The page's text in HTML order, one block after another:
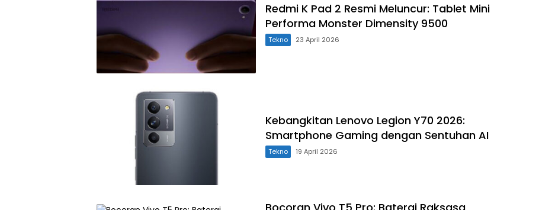
Redmi K Pad 2 Resmi Meluncur: Tablet Mini
Performa Monster Dimensity 9500
Tekno 23 April 2026
Kebangkitan Lenovo Legion Y70 2026:
Smartphone Gaming dengan Sentuhan AI
Tekno 19 April 2026